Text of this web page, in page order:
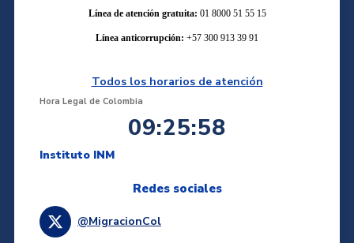
Línea de atención gratuita: 01 8000 51 55 15
Línea anticorrupción: +57 300 913 39 91
Todos los horarios de atención
Hora Legal de Colombia
09:25:58
Instituto INM
Redes sociales
@MigracionCol